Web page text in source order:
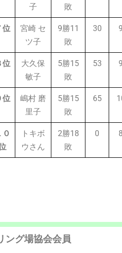
子
敗
位
宮崎 セ
ツ子
9勝11
敗
30
位
大久保
敏子
5勝15
敗
53
位
嶋村 磨
里子
5勝15
敗
65
０
トキボ
ウさん
2勝18
敗
0
グ場協会会員